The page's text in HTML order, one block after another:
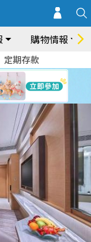
購物情報
定期存款